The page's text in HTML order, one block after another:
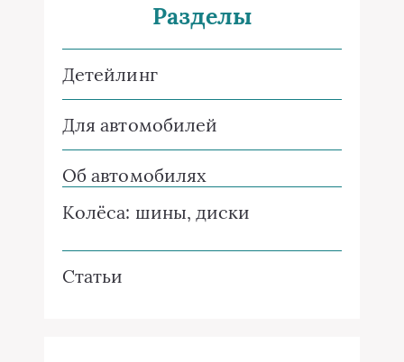
Разделы
Детейлинг
Для автомобилей
Об автомобилях
Колёса: шины, диски
Статьи